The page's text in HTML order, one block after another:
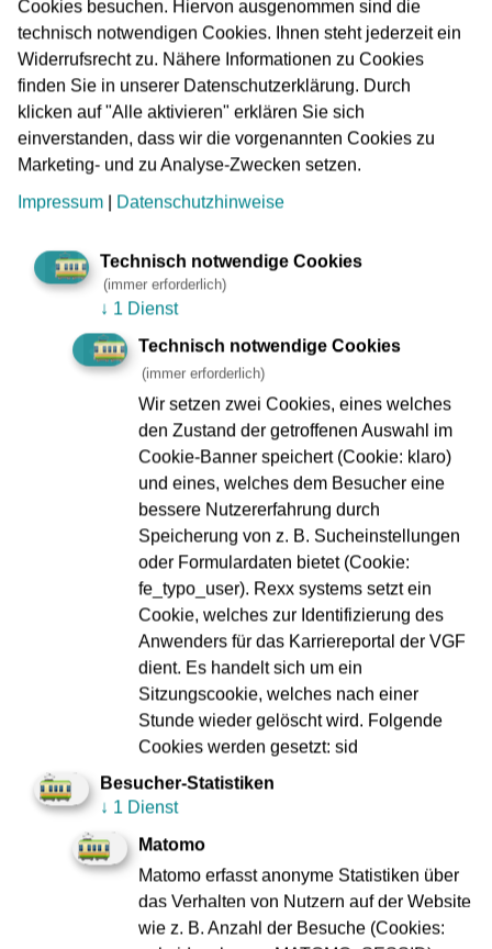
„Ich freue mich, dass die Tram-EM nun zum ersten Mal in
Frankfurt stattfinden wird und auf den internationalen
Austausch“, so Wolfgang Siefert. „Es wird bunt: 21
Nationen werden gegeneinander antreten – das passt
natürlich zu einer so internationalen Stadt wie Frankfurt.
Und zur VGF, wo fast 900 Fahrerinnen und Fahrer aus 17
verschiedenen Nationen arbeiten.“
In Frankfurts Innenstadt wird ein rund 170 Meter langer
Parcours für sechs Disziplinen entstehen. Wie in jedem
Jahr wird viel Fingerspitzengefühl gefragt sein, wenn
Bahn einen Queue so treffen soll, dass dieser eine
Billardkugel ins Rollen bringt. Wenn die Tram punktgenau
gestoppt oder bei einem Reaktionstest der Bremsweg
gemessen wird, gilt es, Fertigkeiten aus dem Berufsalltag
als Fahrer:in unter Beweis zu stellen. „Sowohl die Teams
als auch die Besucher:innen können sich außerdem auf
spannende Disziplinen freuen, die in Frankfurt Premiere
feiern werden“, verrät Kerstin Jerchel. „Vielleicht bekommt
der eine oder die andere Zuschauer:in ja Lust, sich bei uns
als Fahrer:in oder in einem der vielen anderen VGF-
Bereiche zu bewerben.“
Neben einem spannenden Wettbewerb erwartet die
Besucher:innen bei freiem Eintritt ein großes Familienfest
mit Kinderprogramm, Informationsständen sowie
musikalischen Highlights auf der Showbühne. Für die
diesem Jahr wieder die Möglichkeit bieten, sich mit
Kolleg:innen aus ganz Europa über ihren Job
auszutauschen und internationale Freundschaften zu
knüpfen.
Besucher:innen einen schönen und spannenden
Cookies besuchen. Hiervon ausgenommen sind die
technisch notwendigen Cookies. Ihnen steht jederzeit ein
Widerrufsrecht zu. Nähere Informationen zu Cookies
finden Sie in unserer Datenschutzerklärung. Durch
klicken auf "Alle aktivieren" erklären Sie sich
einverstanden, dass wir die vorgenannten Cookies zu
Marketing- und zu Analyse-Zwecken setzen.
Impressum
Datenschutzhinweise
Technisch notwendige Cookies
(immer erforderlich)
↓ 1 Dienst
Technisch notwendige Cookies
(immer erforderlich)
Wir setzen zwei Cookies, eines welches
den Zustand der getroffenen Auswahl im
Cookie-Banner speichert (Cookie: klaro)
und eines, welches dem Besucher eine
bessere Nutzererfahrung durch
Speicherung von z. B. Sucheinstellungen
oder Formulardaten bietet (Cookie:
fe_typo_user). Rexx systems setzt ein
Cookie, welches zur Identifizierung des
Anwenders für das Karriereportal der VGF
dient. Es handelt sich um ein
Sitzungscookie, welches nach einer
Stunde wieder gelöscht wird. Folgende
Cookies werden gesetzt: sid
Besucher-Statistiken
↓ 1 Dienst
Matomo
Matomo erfasst anonyme Statistiken über
das Verhalten von Nutzern auf der Website
wie z. B. Anzahl der Besuche (Cookies: